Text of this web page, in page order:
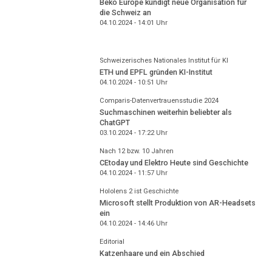
Beko Europe kündigt neue Organisation für
die Schweiz an
04.10.2024 - 14:01 Uhr
Schweizerisches Nationales Institut für KI
ETH und EPFL gründen KI-Institut
04.10.2024 - 10:51 Uhr
Comparis-Datenvertrauensstudie 2024
Suchmaschinen weiterhin beliebter als
ChatGPT
03.10.2024 - 17:22Uhr
Nach 12 bzw. 10 Jahren
CEtoday und Elektro Heute sind Geschichte
04.10.2024 - 11:57Uhr
Hololens 2 ist Geschichte
Microsoft stellt Produktion von AR-Headsets
ein
04.10.2024 - 14:46Uhr
Editorial
Katzenhaare und ein Abschied